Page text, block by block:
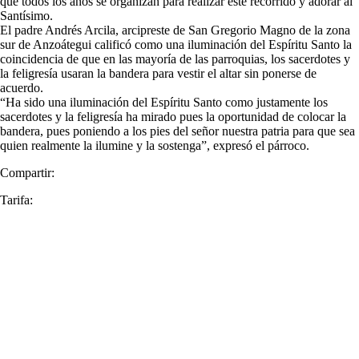
Santísimo.
El padre Andrés Arcila, arcipreste de San Gregorio Magno de la zona
sur de Anzoátegui calificó como una iluminación del Espíritu Santo la
coincidencia de que en las mayoría de las parroquias, los sacerdotes y
la feligresía usaran la bandera para vestir el altar sin ponerse de
acuerdo.
“Ha sido una iluminación del Espíritu Santo como justamente los
sacerdotes y la feligresía ha mirado pues la oportunidad de colocar la
bandera, pues poniendo a los pies del señor nuestra patria para que sea
quien realmente la ilumine y la sostenga”, expresó el párroco.
Compartir:
Tarifa: